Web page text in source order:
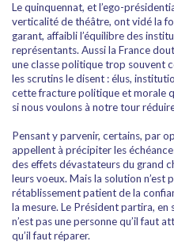
Le quinquennat, et l’ego-
verticalité de théâtre, ont vidé la
garant, affaibli l’équilibre des
représentants. Aussi la France
une classe politique trop souvent
les scrutins le disent : élus,
cette fracture politique et morale
si nous voulons à notre tour
Pensant y parvenir, certains, par
appellent à précipiter les
des effets dévastateurs du grand
leurs voeux. Mais la solution n’est
rétablissement patient de la
la mesure. Le Président partira,
n’est pas une personne qu’il faut
qu’il faut réparer.